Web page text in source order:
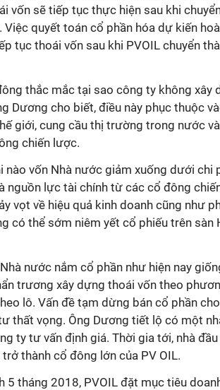
vốn sẽ tiếp tục thực hiện sau khi
quyết toán cổ phần hóa dự kiến
tục thoái vốn sau khi PVOIL chuyển
thắc mắc tại sao công ty không xây
Dương cho biết, điều này phục thuộc
giới, cung cầu thị trường trong nước
chiến lược.
nào vốn Nhà nước giảm xuống dưới chi
nguồn lực tài chính từ các cổ đông
vọt về hiệu quả kinh doanh cũng như
có thể sớm niêm yết cổ phiếu trên sàn
nước nắm cổ phần như hiện nay
trương xây dựng thoái vốn theo
lô. Vấn đề tạm dừng bán cổ phần
thất vọng. Ông Dương tiết lộ có một
ty tư vấn định giá. Thời gia tới, nhà
thành cổ đông lớn của PV OIL.
5 tháng 2018, PVOIL đặt mục tiêu